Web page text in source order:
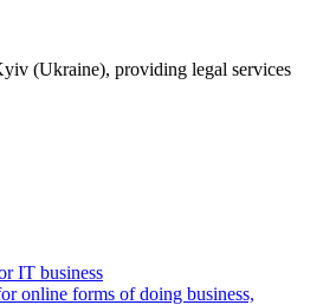
(Ukraine), providing legal services
IT business
online forms of doing business,